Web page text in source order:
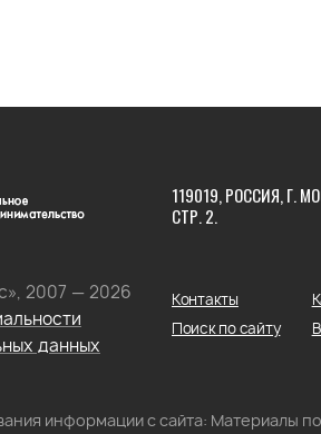
119019, РОССИЯ, Г.
СТР. 2.
2007 — 2026
данных
Контакты
Поиск по сайту
информации с сайта: Материалы